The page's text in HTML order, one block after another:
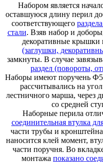
Набором является
оставшуюся длину перил
соответствующего
стали. Взяв набор и
декоративные крышки
(заглушки,
замкнуты. В случае
раздел (повороты,
Наборы имеют поручень
рассчитывались на
лестничного марша, через
со средней
Наборные перила
соединительная втулка
части трубы и
наносится клей момент,
части поручня. Во
монтажа показано